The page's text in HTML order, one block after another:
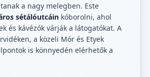
a nagy melegben. Este
sétálóutcáin kóborolni, ahol
és kávézók várják a látogatókat. A
a közeli Mór és Etyek
is könnyedén elérhetők a